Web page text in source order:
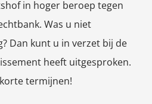
in hoger beroep tegen
Was u niet
Dan kunt u in verzet bij de
heeft uitgesproken.
termijnen!